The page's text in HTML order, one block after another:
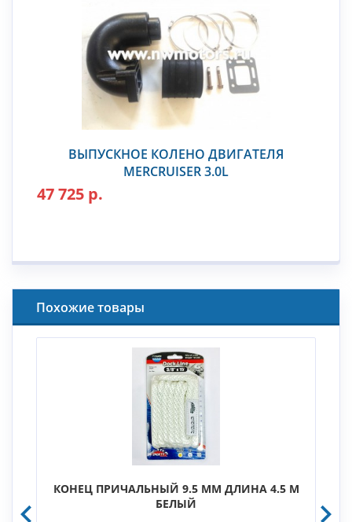
ВЫПУСКНОЕ КОЛЕНО ДВИГАТЕЛЯ
MERCRUISER 3.0L
47 725 р.
Похожие товары
КОНЕЦ ПРИЧАЛЬНЫЙ 9.5 ММ ДЛИНА 4.5 М
БЕЛЫЙ